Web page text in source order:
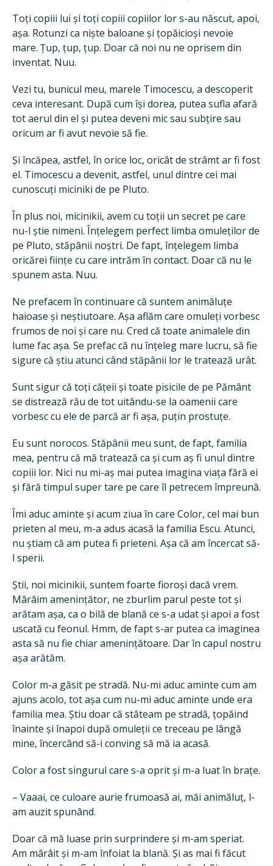
Toți copiii lui și toți copiii copiilor lor s-au născut, apoi,
așa. Rotunzi ca niște baloane și țopăicioși nevoie
mare. Țup, țup, țup. Doar că noi nu ne oprisem din
inventat. Nuu.
Vezi tu, bunicul meu, marele Timocescu, a descoperit
ceva interesant. După cum își dorea, putea sufla afară
tot aerul din el și putea deveni mic sau subțire sau
oricum ar fi avut nevoie să fie.
Și încăpea, astfel, în orice loc, oricât de strâmt ar fi fost
el. Timocescu a devenit, astfel, unul dintre cei mai
cunoscuți miciniki de pe Pluto.
În plus noi, micinikii, avem cu toții un secret pe care
nu-l știe nimeni. Înțelegem perfect limba omuleților de
pe Pluto, stăpânii noștri. De fapt, înțelegem limba
oricărei ființe cu care intrăm în contact. Doar că nu le
spunem asta. Nuu.
Ne prefacem în continuare că suntem animăluțe
haioase și neștiutoare. Așa aflăm care omuleți vorbesc
frumos de noi și care nu. Cred că toate animalele din
lume fac așa. Se prefac că nu înțeleg mare lucru, să fie
sigure că știu atunci când stăpânii lor le tratează urât.
Sunt sigur că toți cățeii și toate pisicile de pe Pământ
se distrează rău de tot uitându-se la oamenii care
vorbesc cu ele de parcă ar fi așa, puțin prostuțe.
Eu sunt norocos. Stăpânii meu sunt, de fapt, familia
mea, pentru că mă tratează ca și cum aș fi unul dintre
copiii lor. Nici nu mi-aș mai putea imagina viața fără ei
și fără timpul super tare pe care îl petrecem împreună.
Îmi aduc aminte și acum ziua în care Color, cel mai bun
prieten al meu, m-a adus acasă la familia Escu. Atunci,
nu știam că am putea fi prieteni. Așa că am încercat să-
l sperii.
Știi, noi micinikii, suntem foarte fioroși dacă vrem.
Mârâim amenințător, ne zburlim parul peste tot și
arătam așa, ca o bilă de blană ce s-a udat și apoi a fost
uscată cu feonul. Hmm, de fapt s-ar putea ca imaginea
asta să nu fie chiar amenințătoare. Dar în capul nostru
așa arătăm.
Color m-a găsit pe stradă. Nu-mi aduc aminte cum am
ajuns acolo, tot așa cum nu-mi aduc aminte unde era
familia mea. Știu doar că stăteam pe stradă, țopăind
înainte și înapoi după omuleții ce treceau pe lângă
mine, încercând să-i conving să mă ia acasă.
Color a fost singurul care s-a oprit și m-a luat în brațe.
– Vaaai, ce culoare aurie frumoasă ai, măi animăluț, l-
am auzit spunând.
Doar că mă luase prin surprindere și m-am speriat.
Am mârâit și m-am înfoiat la blană. Și as mai fi făcut